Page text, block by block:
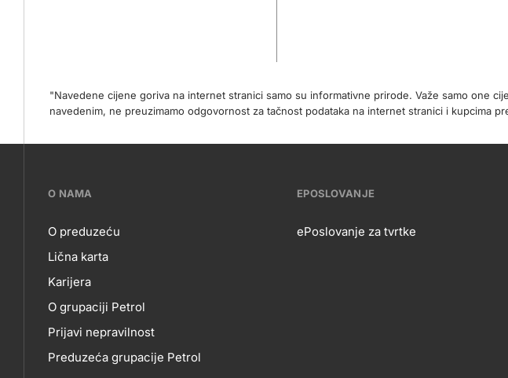
"Navedene cijene goriva na internet stranici samo su informativne prirode. Važe samo one
navedenim, ne preuzimamo odgovornost za tačnost podataka na internet stranici i kupcima
???
petrol-
skupno.footer-
title???
O NAMA
O
NAMA
O preduzeću
Lična karta
Karijera
O grupaciji Petrol
Prijavi nepravilnost
Preduzeća grupacije Petrol
EPOSLOVANJE
ePoslovanje za tvrtke